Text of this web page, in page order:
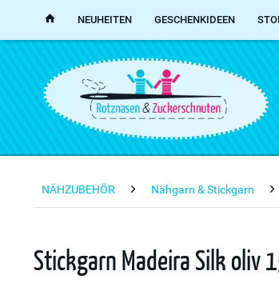
NEUHEITEN GESCHENKIDEEN
NÄHZUBEHÖR Nähgarn & Stickgarn
Stickgarn Madeira Silk oliv